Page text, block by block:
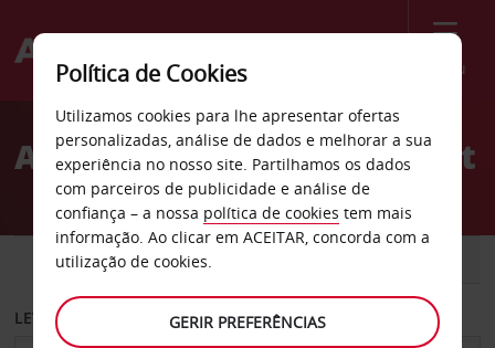
Menu
Welcome
AvisAluguer de carros Vermont
CARRO
LEVANTAR EM
Política de Cookies
Utilizamos cookies para lhe apresentar ofertas
personalizadas, análise de dados e melhorar a sua
experiência no nosso site. Partilhamos os dados
com parceiros de publicidade e análise de
confiança – a nossa política de cookies tem mais
informação. Ao clicar em ACEITAR, concorda com a
utilização de cookies.
GERIR PREFERÊNCIAS